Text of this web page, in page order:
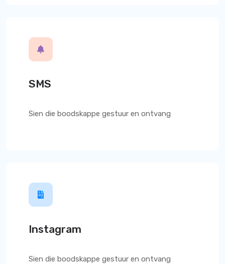
SMS
Sien die boodskappe gestuur en ontvang
Instagram
Sien die boodskappe gestuur en ontvang